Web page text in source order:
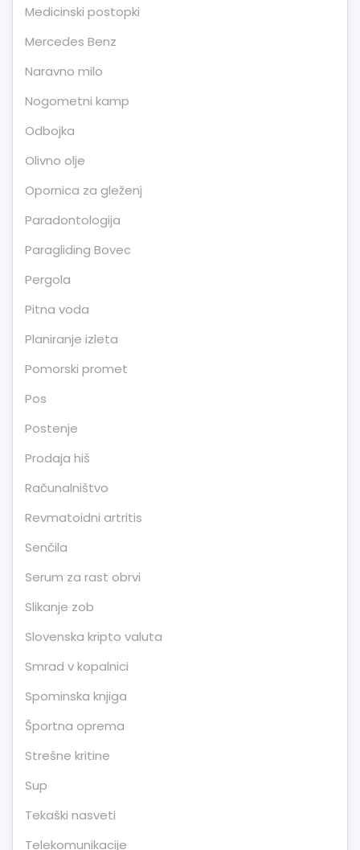
Medicinski postopki
Mercedes Benz
Naravno milo
Nogometni kamp
Odbojka
Olivno olje
Opornica za gleženj
Paradontologija
Paragliding Bovec
Pergola
Pitna voda
Planiranje izleta
Pomorski promet
Pos
Postenje
Prodaja hiš
Računalništvo
Revmatoidni artritis
Senčila
Serum za rast obrvi
Slikanje zob
Slovenska kripto valuta
Smrad v kopalnici
Spominska knjiga
Športna oprema
Strešne kritine
Sup
Tekaški nasveti
Telekomunikacije